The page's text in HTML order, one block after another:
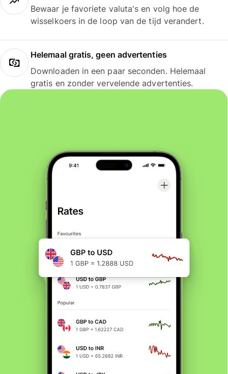
Bewaar je favoriete valuta's en volg hoe de
wisselkoers in de loop van de tijd verandert.
Helemaal gratis, geen advertenties
Downloaden in een paar seconden. Helemaal
gratis en zonder vervelende advertenties.